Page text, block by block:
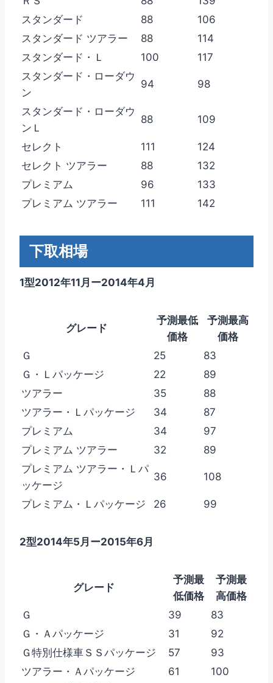
スタンダード
88
106
スタンダード ツアラー
88
114
スタンダード・Ｌ
100
117
スタンダード・ローダウ
ン
94 98
スタンダード・ローダウ
ンＬ
88 109
セレクト 111
124
セレクト ツアラー
88
132
プレミアム
96
133
プレミアム ツアラー
111 142
下取相場
1型2012年11月ー2014年4月
グレード
予測最低
価格
予測最高
価格
Ｇ
25
83
Ｇ・Ｌパッケージ
22
89
ツアラー
35
88
ツアラー・Ｌパッケージ
34
87
プレミアム
34
97
プレミアム ツアラー
32
89
プレミアム ツアラー・Ｌパ
ッケージ
36 108
プレミアム・Ｌパッケージ 26 99
2型2014年5月ー2015年6月
グレード
予測最
低価格
予測最
高価格
Ｇ
39
83
Ｇ・Ａパッケージ
31
92
Ｇ特別仕様車ＳＳパッケージ
57
93
ツアラー・Ａパッケージ
61
100